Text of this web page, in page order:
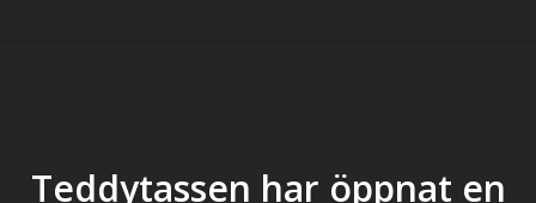
Teddytassen har öppnat en